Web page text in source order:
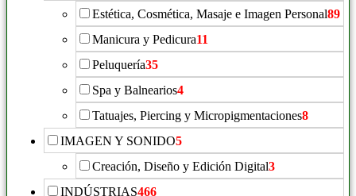
Estética, Cosmética, Masaje e Imagen Personal89
Manicura y Pedicura11
Peluquería35
Spa y Balnearios4
Tatuajes, Piercing y Micropigmentaciones8
IMAGEN Y SONIDO5
Creación, Diseño y Edición Digital3
INDÚSTRIAS466